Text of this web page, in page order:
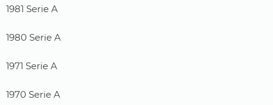
1981 Serie A
1980 Serie A
1971 Serie A
1970 Serie A